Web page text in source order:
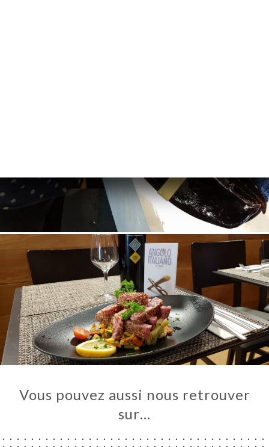
Vous pouvez aussi nous retrouver
sur…